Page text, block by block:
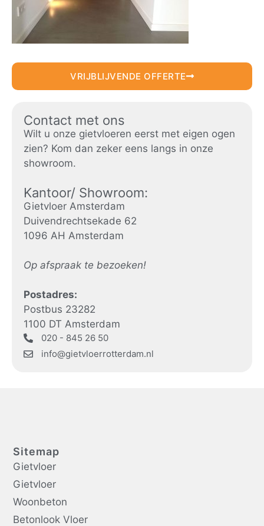
VRIJBLIJVENDE OFFERTE
Contact met ons
Wilt u onze gietvloeren eerst met eigen ogen
zien? Kom dan zeker eens langs in onze
showroom.
Kantoor/ Showroom:
Gietvloer Amsterdam
Duivendrechtsekade 62
1096 AH Amsterdam
Op afspraak te bezoeken!
Postadres:
Postbus 23282
1100 DT Amsterdam
020 - 845 26 50
info@gietvloerrotterdam.nl
Sitemap
Gietvloer
Gietvloer
Woonbeton
Betonlook Vloer